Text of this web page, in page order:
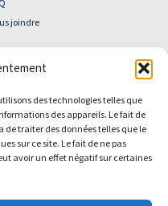
des technologies telles que
des appareils. Le fait de
de traiter des données telles que le
sur ce site. Le fait de ne pas
avoir un effet négatif sur certaines
joindre
| Tous droits réservés
Facebook